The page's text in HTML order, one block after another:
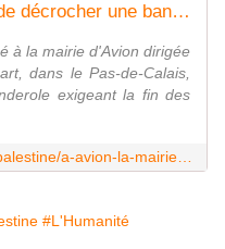
À Avion, la mairie sommée de décrocher une banderole en faveur de la Palestine par la préfecture sur demande du RN - L'Humanité
à la mairie d'Avion dirigée
dans le Pas-de-Calais,
exigeant la fin des
#L'Humanité